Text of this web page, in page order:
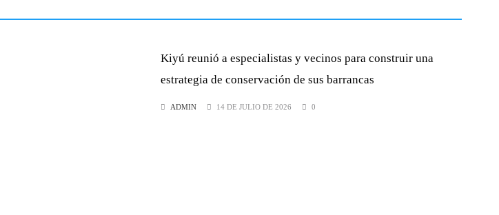
Kiyú reunió a especialistas y vecinos para construir una
estrategia de conservación de sus barrancas
ADMIN 14 DE JULIO DE 2026 0